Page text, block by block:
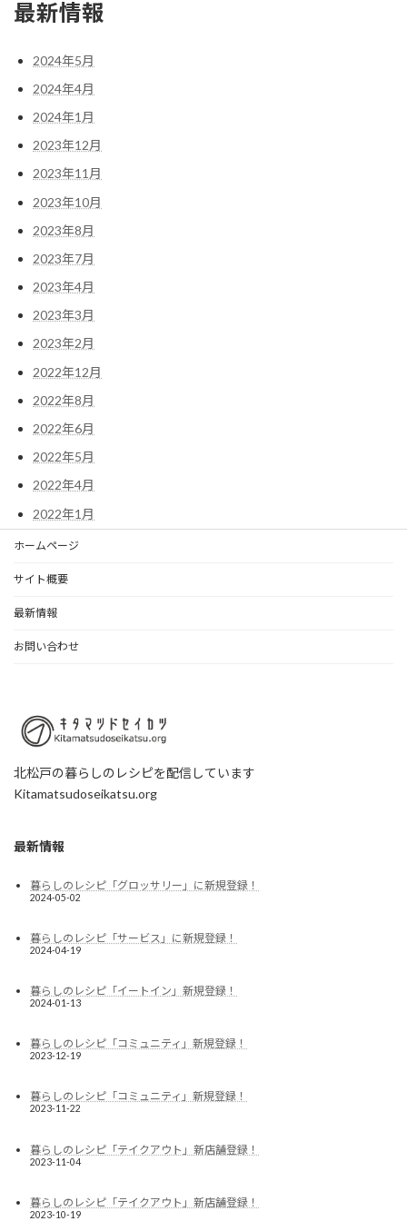
最新情報
2024年5月
2024年4月
2024年1月
2023年12月
2023年11月
2023年10月
2023年8月
2023年7月
2023年4月
2023年3月
2023年2月
2022年12月
2022年8月
2022年6月
2022年5月
2022年4月
2022年1月
ホームページ
サイト概要
最新情報
お問い合わせ
北松戸の暮らしのレシピを配信しています
Kitamatsudoseikatsu.org
最新情報
暮らしのレシピ「グロッサリー」に新規登録！
2024-05-02
暮らしのレシピ「サービス」に新規登録！
2024-04-19
暮らしのレシピ「イートイン」新規登録！
2024-01-13
暮らしのレシピ「コミュニティ」新規登録！
2023-12-19
暮らしのレシピ「コミュニティ」新規登録！
2023-11-22
暮らしのレシピ「テイクアウト」新店舗登録！
2023-11-04
暮らしのレシピ「テイクアウト」新店舗登録！
2023-10-19